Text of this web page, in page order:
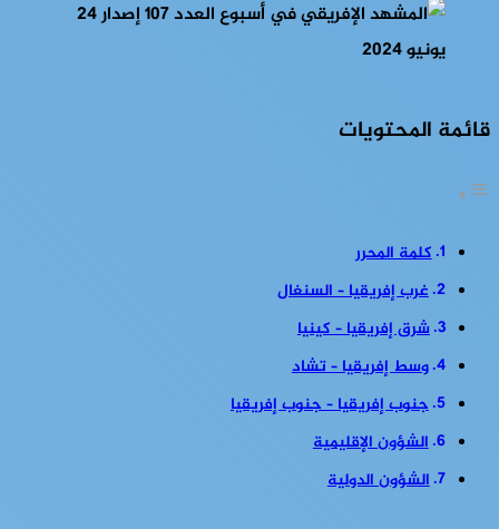
قائمة المحتويات
كلمة المحرر
غرب إفريقيا – السنغال
شرق إفريقيا – كينيا
وسط إفريقيا – تشاد
جنوب إفريقيا – جنوب إفريقيا
الشؤون الإقليمية
الشؤون الدولية